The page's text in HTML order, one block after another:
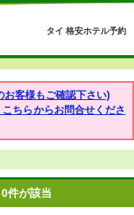
タイ 格安ホテル予約
お客様もご確認下さい)
ちらからお問合せくださ
件が該当